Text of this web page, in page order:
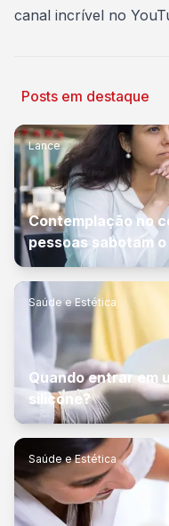
canal incrível no
Posts em destaque
Lance
Contemplação no
pessoas sabotam
Saúde e Estética
Quando entrar em
silicone?
Saúde e Estética